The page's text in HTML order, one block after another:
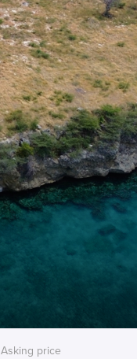
Asking price